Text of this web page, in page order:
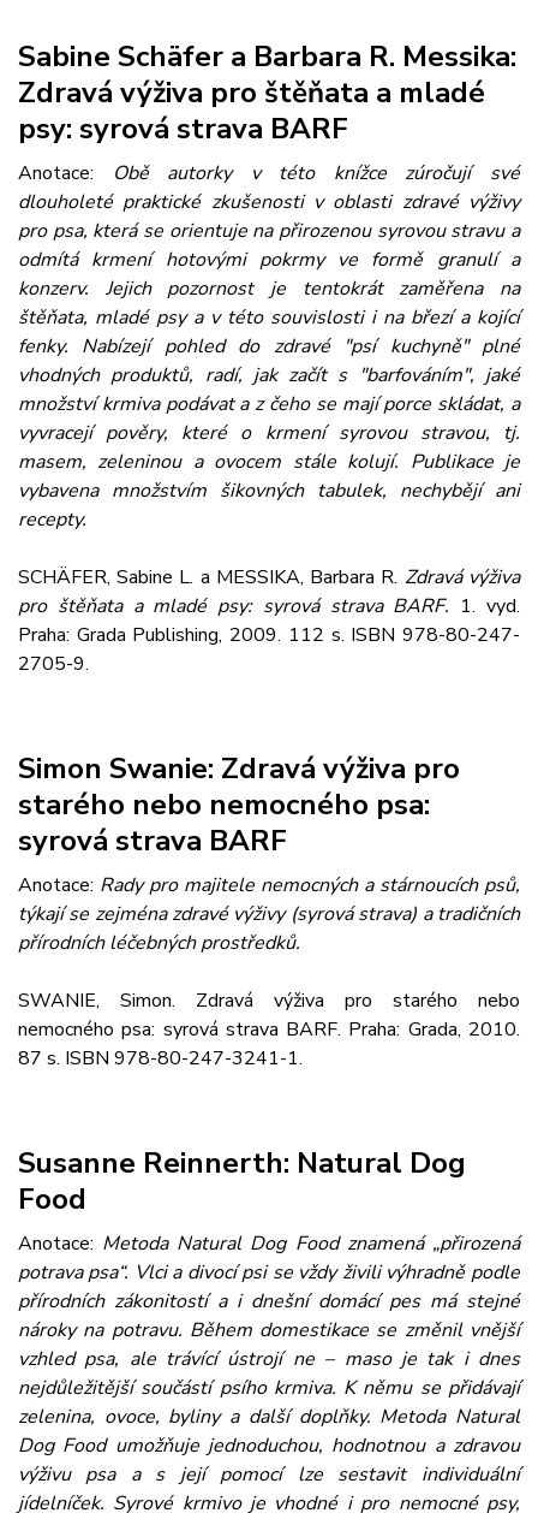
Sabine Schäfer a Barbara R. Messika:
Zdravá výživa pro štěňata a mladé
psy: syrová strava BARF
Anotace:
Obě autorky v této knížce zúročují své
dlouholeté praktické zkušenosti v oblasti zdravé výživy
pro psa, která se orientuje na přirozenou syrovou stravu a
odmítá krmení hotovými pokrmy ve formě granulí a
konzerv. Jejich pozornost je tentokrát zaměřena na
štěňata, mladé psy a v této souvislosti i na březí a kojící
fenky. Nabízejí pohled do zdravé "psí kuchyně" plné
vhodných produktů, radí, jak začít s "barfováním", jaké
množství krmiva podávat a z čeho se mají porce skládat, a
vyvracejí pověry, které o krmení syrovou stravou, tj.
masem, zeleninou a ovocem stále kolují. Publikace je
vybavena množstvím šikovných tabulek, nechybějí ani
recepty.
SCHÄFER, Sabine L. a MESSIKA, Barbara R. Zdravá výživa
pro štěňata a mladé psy: syrová strava BARF. 1. vyd.
Praha: Grada Publishing, 2009. 112 s. ISBN 978-80-247-
2705-9.
Simon Swanie: Zdravá výživa pro
starého nebo nemocného psa:
syrová strava BARF
Anotace: Rady pro majitele nemocných a stárnoucích psů,
týkají se zejména zdravé výživy (syrová strava) a tradičních
přírodních léčebných prostředků.
SWANIE, Simon. Zdravá výživa pro starého nebo
nemocného psa: syrová strava BARF. Praha: Grada, 2010.
87 s. ISBN 978-80-247-3241-1.
Susanne Reinnerth: Natural Dog
Food
Anotace: Metoda Natural Dog Food znamená „přirozená
potrava psa“. Vlci a divocí psi se vždy živili výhradně podle
přírodních zákonitostí a i dnešní domácí pes má stejné
nároky na potravu. Během domestikace se změnil vnější
vzhled psa, ale trávící ústrojí ne – maso je tak i dnes
nejdůležitější součástí psího krmiva. K němu se přidávají
zelenina, ovoce, byliny a další doplňky. Metoda Natural
Dog Food umožňuje jednoduchou, hodnotnou a zdravou
výživu psa a s její pomocí lze sestavit individuální
jídelníček. Syrové krmivo je vhodné i pro nemocné psy,